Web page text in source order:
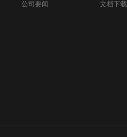
公司要闻 文档下载